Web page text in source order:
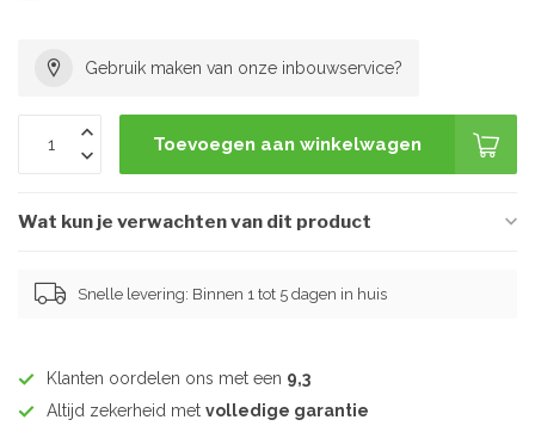
Gebruik maken van onze inbouwservice?
Toevoegen aan winkelwagen
Wat kun je verwachten van dit product
Snelle levering: Binnen 1 tot 5 dagen in huis
Klanten oordelen ons met een 9,3
Altijd zekerheid met volledige garantie